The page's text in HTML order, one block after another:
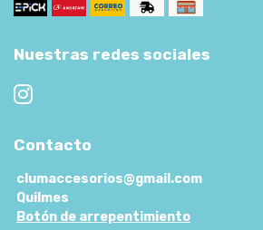
Nuestras redes sociales
Contacto
clumaccesorios@gmail.com
Quilmes
Botón de arrepentimiento